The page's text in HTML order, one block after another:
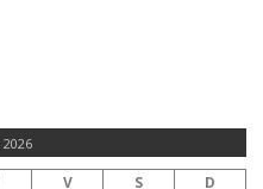
V S D